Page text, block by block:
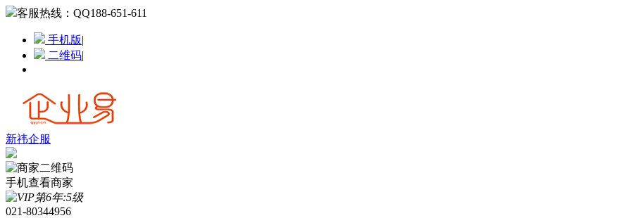
客服热线： QQ188-651-611
手机版|
二维码|
新祎企服
手机查看商家
021-80344956